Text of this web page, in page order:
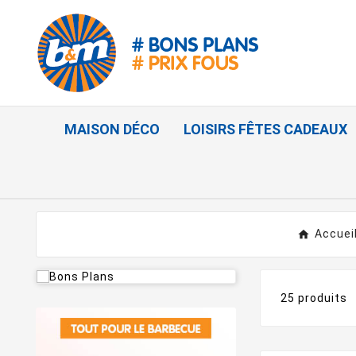
MAISON DÉCO LOISIRS FÊTES CADEAUX
25 produits